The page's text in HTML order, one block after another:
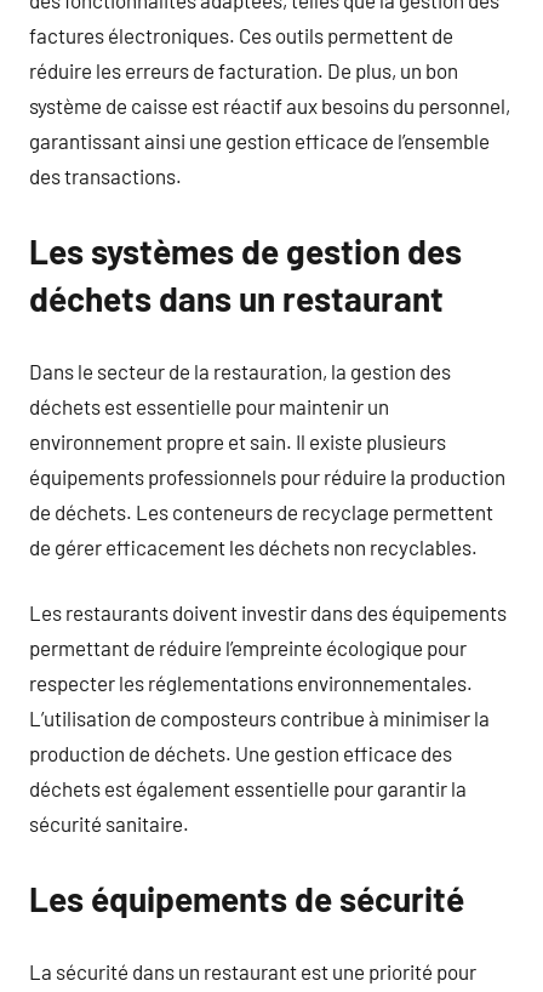
factures électroniques. Ces outils permettent de
réduire les erreurs de facturation. De plus, un bon
système de caisse est réactif aux besoins du personnel,
garantissant ainsi une gestion efficace de l’ensemble
des transactions.
Les systèmes de gestion des
déchets dans un restaurant
Dans le secteur de la restauration, la gestion des
déchets est essentielle pour maintenir un
environnement propre et sain. Il existe plusieurs
équipements professionnels pour réduire la production
de déchets. Les conteneurs de recyclage permettent
de gérer efficacement les déchets non recyclables.
Les restaurants doivent investir dans des équipements
permettant de réduire l’empreinte écologique pour
respecter les réglementations environnementales.
L’utilisation de composteurs contribue à minimiser la
production de déchets. Une gestion efficace des
déchets est également essentielle pour garantir la
sécurité sanitaire.
Les équipements de sécurité
La sécurité dans un restaurant est une priorité pour